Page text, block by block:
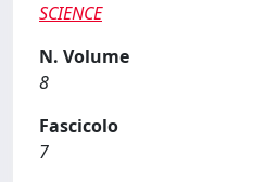
SCIENCE
N. Volume
8
Fascicolo
7